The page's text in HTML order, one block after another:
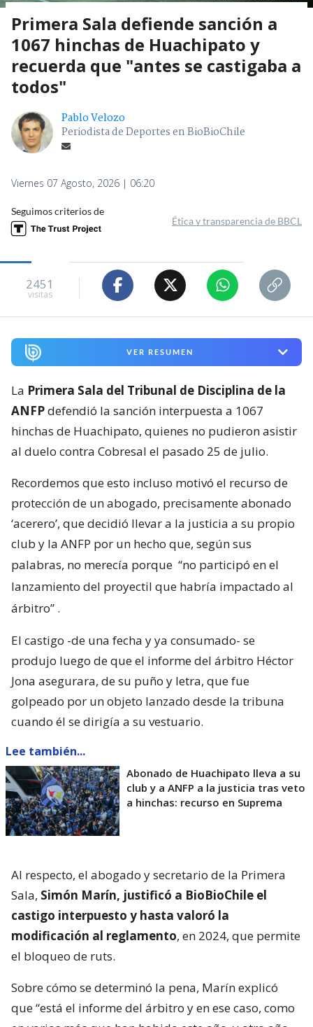
Primera Sala defiende sanción a
1067 hinchas de Huachipato y
recuerda que "antes se castigaba a
todos"
Pablo Velozo
Periodista de Deportes en BioBioChile
Viernes 07 Agosto, 2026 | 06:20
Seguimos criterios de
Ética y transparencia de BBCL
2451
visitas
VER RESUMEN
La Primera Sala del Tribunal de Disciplina de la
ANFPdefendió la sanción interpuesta a 1067
hinchas de Huachipato, quienes no pudieron asistir
al duelo contra Cobresal el pasado 25 de julio.
Recordemos que esto incluso motivó el recurso de
protección de un abogado, precisamente abonado
‘acerero’, que decidió llevar a la justicia a su propio
club y la ANFP por un hecho que, según sus
palabras, no merecía porque “no participó en el
lanzamiento del proyectil que habría impactado al
árbitro” .
El castigo -de una fecha y ya consumado- se
produjo luego de que el informe del árbitro Héctor
Jona asegurara, de su puño y letra, que fue
golpeado por un objeto lanzado desde la tribuna
cuando él se dirigía a su vestuario.
Lee también...
Abonado de Huachipato lleva a su
club y a ANFP a la justicia tras veto
a hinchas: recurso en Suprema
Al respecto, el abogado y secretario de la Primera
Sala, Simón Marín, justificó a BioBioChile el
castigo interpuesto y hasta valoró la
modificación al reglamento, en 2024, que permite
el bloqueo de ruts.
Sobre cómo se determinó la pena, Marín explicó
que “está el informe del árbitro y en ese caso, como